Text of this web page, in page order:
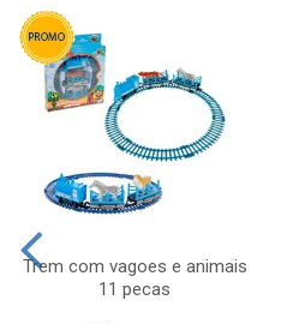
Trem com vagoes e animais
11 pecas